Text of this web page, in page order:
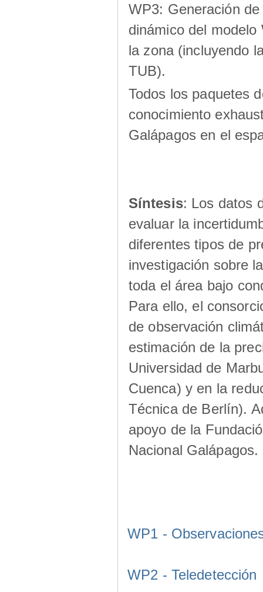
WP3: Generación
dinámico del
la zona (incluyendo
TUB).
Todos los paquetes
conocimiento
Galápagos en el
Síntesis: Los datos
evaluar la
diferentes tipos de
investigación sobre
toda el área bajo
Para ello, el
de observación
estimación de la
Universidad de
Cuenca) y en la
Técnica de Berlín).
apoyo de la
Nacional Galápagos.
WP1 -
WP2 - Teledetección